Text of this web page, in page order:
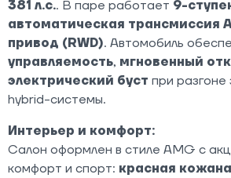
381 л.с.. В паре работает 9-
автоматическая трансмиссия
привод (RWD). Автомобиль
управляемость, мгновенный
электрический буст при разгоне
hybrid-системы.
Интерьер и комфорт:
Салон оформлен в стиле AMG с
комфорт и спорт: красная